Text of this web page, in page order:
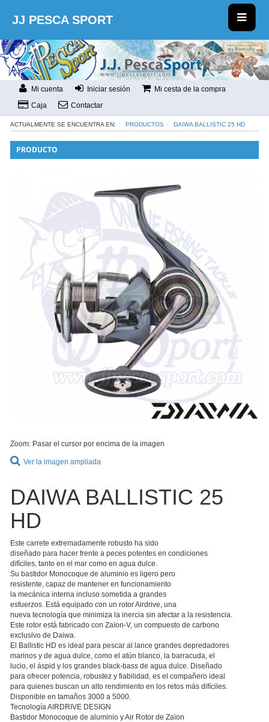
JJ PESCA SPORT
Mi cuenta Iniciar sesión
Mi cesta de la compra
Caja
Contactar
ACTUALMENTE SE ENCUENTRA EN: PRODUCTOS DAIWA BALLISTIC 25 HD
PRODUCTO
Zoom: Pasar el cursor por encima de la imagen
Ver la imagen ampliada
DAIWA BALLISTIC 25
HD
Este carrete extremadamente robusto ha sido
diseñado para hacer frente a peces potentes en condiciones
difíciles, tanto en el mar como en agua dulce.
Su bastidor Monocoque de aluminio es ligero pero
resistente, capaz de mantener en funcionamiento
la mecánica interna incluso sometida a grandes
esfuerzos. Está equipado con un rotor Airdrive, una
nueva tecnología que minimiza la inercia sin afectar a la resistencia.
Este rotor está fabricado con Zaïon-V, un compuesto de carbono
exclusivo de Daiwa.
El Ballistic HD es ideal para pescar al lance grandes depredadores
marinos y de agua dulce, como el atún blanco, la barracuda, el
lucio, el áspid y los grandes black-bass de agua dulce. Diseñado
para ofrecer potencia, robustez y fiabilidad, es el compañero ideal
para quienes buscan un alto rendimiento en los retos más difíciles.
Disponible en tamaños 3000 a 5000.
Tecnología AIRDRIVE DESIGN
Bastidor Monocoque de aluminio y Air Rotor de Zaïon